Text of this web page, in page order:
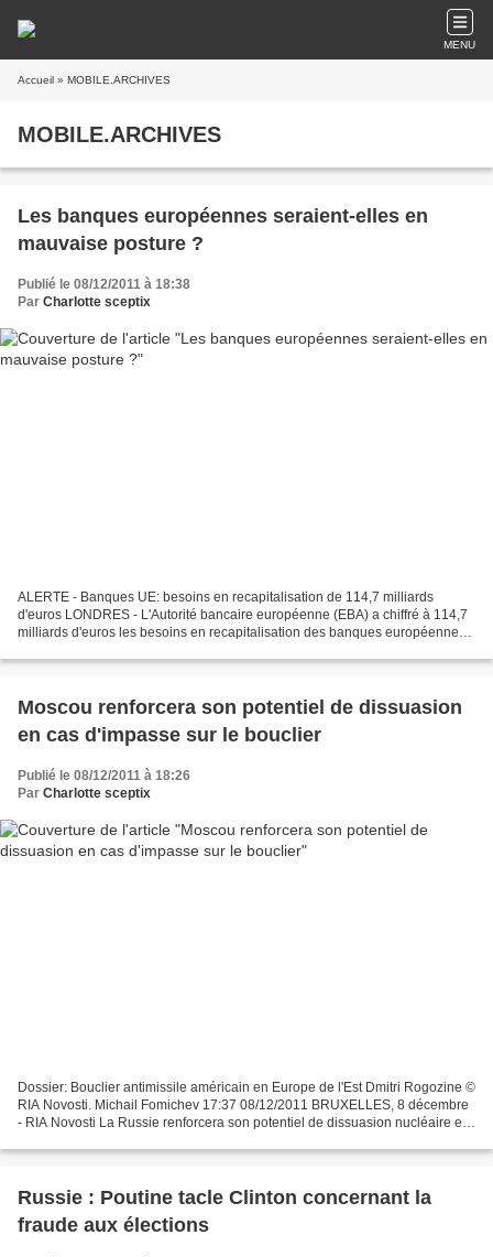
MENU
Accueil » MOBILE.ARCHIVES
MOBILE.ARCHIVES
Les banques européennes seraient-elles en
mauvaise posture ?
Publié le 08/12/2011 à 18:38
Par Charlotte sceptix
ALERTE - Banques UE: besoins en recapitalisation de 114,7 milliards
d'euros LONDRES - L'Autorité bancaire européenne (EBA) a chiffré à 114,7
milliards d'euros les besoins en recapitalisation des banques européennes
Moscou renforcera son potentiel de dissuasion
en cas d'impasse sur le bouclier
Publié le 08/12/2011 à 18:26
Par Charlotte sceptix
Dossier: Bouclier antimissile américain en Europe de l'Est Dmitri Rogozine ©
RIA Novosti. Michail Fomichev 17:37 08/12/2011 BRUXELLES, 8 décembre
- RIA Novosti La Russie renforcera son potentiel de dissuasion nucléaire en
Russie : Poutine tacle Clinton concernant la
fraude aux élections